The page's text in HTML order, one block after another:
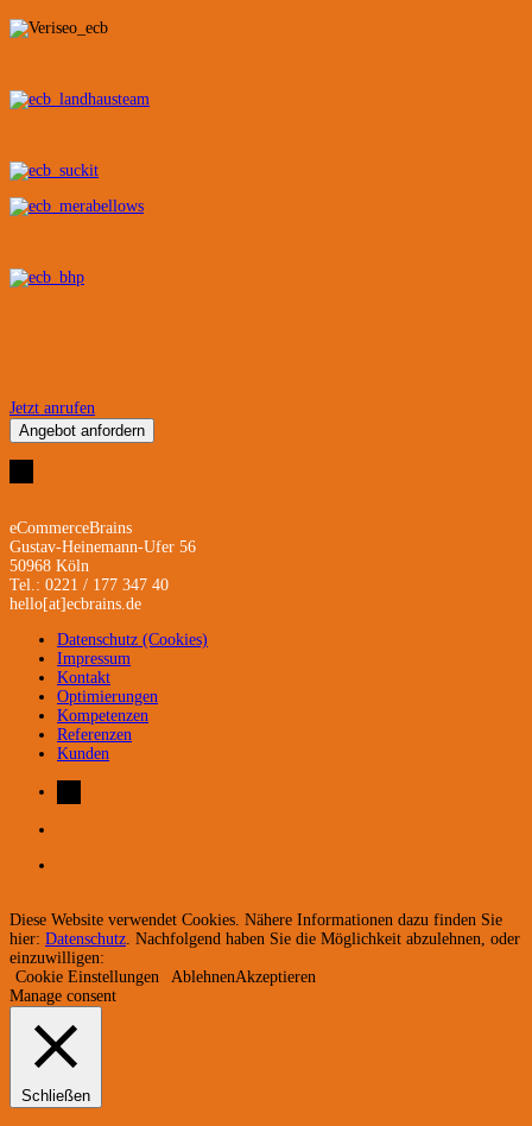
Jetzt anrufen
Angebot anfordern
eCommerceBrains
Gustav-Heinemann-Ufer 56
50968 Köln
Tel.: 0221 / 177 347 40
hello[at]ecbrains.de
Datenschutz (Cookies)
Impressum
Kontakt
Optimierungen
Kompetenzen
Referenzen
Kunden
Diese Website verwendet Cookies. Nähere Informationen dazu finden Sie
hier: Datenschutz. Nachfolgend haben Sie die Möglichkeit abzulehnen, oder
einzuwilligen:
Cookie Einstellungen
AblehnenAkzeptieren
Manage consent
Schließen